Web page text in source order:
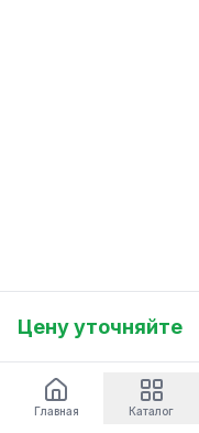
Цену уточняйте
Главная Каталог